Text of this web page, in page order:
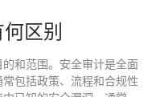
区别
和范围。安全审计是全面
包括政策、流程和合规性